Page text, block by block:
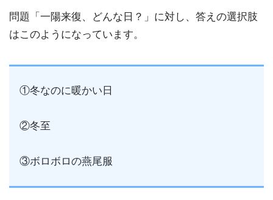
問題「一陽来復、どんな日？」に対し、答えの選択肢
はこのようになっています。
①冬なのに暖かい日
②冬至
③ボロボロの燕尾服